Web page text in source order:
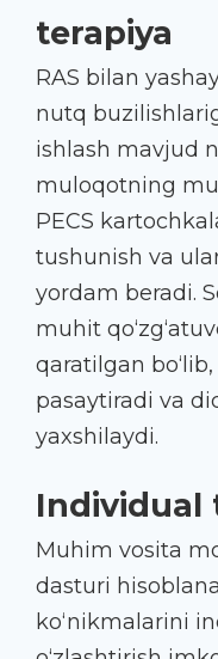
terapiya
RAS bilan
nutq
ishlash mavjud
muloqotning
PECS
tushunish va
yordam beradi.
muhit
qaratilgan
pasaytiradi va
yaxshilaydi.
Individual
Muhim vosita
dasturi
ko‘nikmalarini